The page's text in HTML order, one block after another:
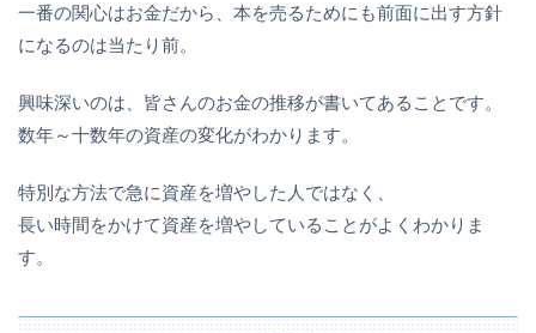
一番の関心はお金だから、本を売るためにも前面に出す方針
になるのは当たり前。
興味深いのは、皆さんのお金の推移が書いてあることです。
数年～十数年の資産の変化がわかります。
特別な方法で急に資産を増やした人ではなく、
長い時間をかけて資産を増やしていることがよくわかりま
す。